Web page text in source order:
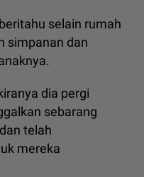
selain rumah
simpanan dan
dia pergi
sebarang
telah
mereka